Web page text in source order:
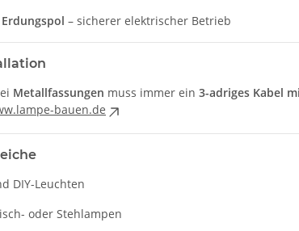
– sicherer elektrischer Betrieb
Metallfassungen muss immer ein 3-adriges Kabel
bauen.de
DIY-Leuchten
oder Stehlampen